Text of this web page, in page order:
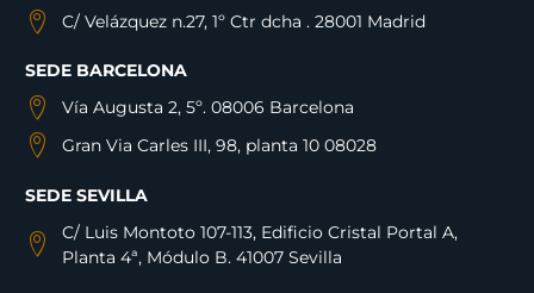
C/ Velázquez n.27, 1º Ctr dcha . 28001 Madrid
SEDE BARCELONA
Vía Augusta 2, 5º. 08006 Barcelona
Gran Via Carles III, 98, planta 10 08028
SEDE SEVILLA
C/ Luis Montoto 107-113, Edificio Cristal Portal A,
Planta 4ª, Módulo B. 41007 Sevilla